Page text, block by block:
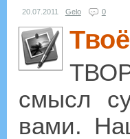
20.07.2011 Gelo 0
смысл
вами.